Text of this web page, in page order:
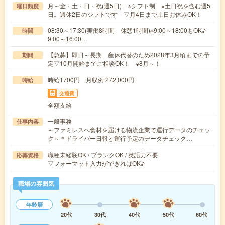
曜日頻度
月～金・土・日・祝(週5日) ※シフト制 ※土日祝を含む週5
日。週休2日のシフトです ▽月4日まで土日お休みOK！
時間
08:30～17:30(実働8時間 休憩1時間)※9:00～18:00もOK♪
9:00～16:00…
期間
【急募】即日～長期 産休代替のため2028年3月頃までの予
定▽10月開始までご相談OK！ ※8月～！
時給 時給1700円 月収例 272,000円
交通費
全額支給
仕事内容
一般事務
～ファミレスへ食材を届ける物流企業で運行データのチェッ
ク～＊ドライバー日報と運行予定のデータチェック…
応募資格
職種未経験OK / ブランクOK / 英語力不要
▽フォーマット入力ができればOK♪
職場の雰囲気
年齢層
20代
30代 40代 50代 60代